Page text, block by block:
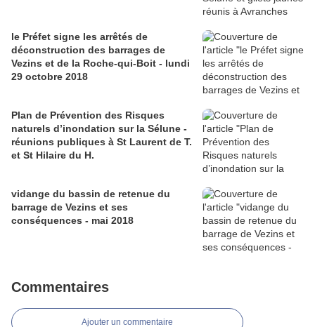
le Préfet signe les arrêtés de
déconstruction des barrages de
Vezins et de la Roche-qui-Boit - lundi
29 octobre 2018
Plan de Prévention des Risques
naturels d’inondation sur la Sélune -
réunions publiques à St Laurent de T.
et St Hilaire du H.
vidange du bassin de retenue du
barrage de Vezins et ses
conséquences - mai 2018
Commentaires
Ajouter un commentaire